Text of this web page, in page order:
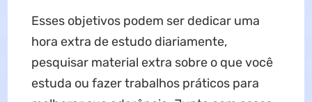
Esses objetivos podem ser dedicar uma
hora extra de estudo diariamente,
pesquisar material extra sobre o que você
estuda ou fazer trabalhos práticos para